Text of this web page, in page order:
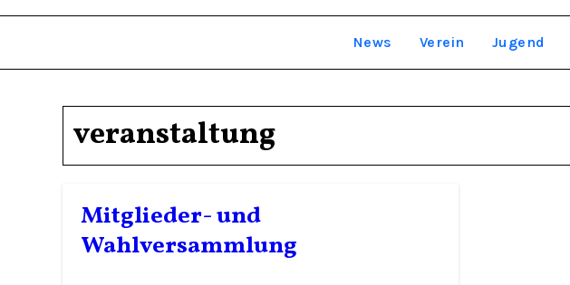
News Verein Jugend
veranstaltung
Mitglieder- und
Wahlversammlung